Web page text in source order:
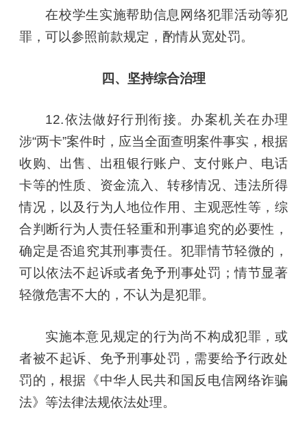
在校学生实施帮助信息网络犯罪活动等犯
罪，可以参照前款规定，酌情从宽处罚。
四、坚持综合治理
12.依法做好行刑衔接。办案机关在办理
涉“两卡”案件时，应当全面查明案件事实，根据
收购、出售、出租银行账户、支付账户、电话
卡等的性质、资金流入、转移情况、违法所得
情况，以及行为人地位作用、主观恶性等，综
合判断行为人责任轻重和刑事追究的必要性，
确定是否追究其刑事责任。犯罪情节轻微的，
可以依法不起诉或者免予刑事处罚；情节显著
轻微危害不大的，不认为是犯罪。
实施本意见规定的行为尚不构成犯罪，或
者被不起诉、免予刑事处罚，需要给予行政处
罚的，根据《中华人民共和国反电信网络诈骗
法》等法律法规依法处理。